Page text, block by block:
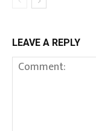
LEAVE A REPLY